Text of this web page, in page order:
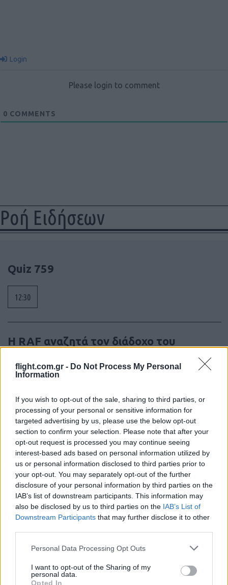
flight.com.gr - Do Not Process My Personal
Information
If you wish to opt-out of the sale, sharing to third parties, or
processing of your personal or sensitive information for
targeted advertising by us, please use the below opt-out
section to confirm your selection. Please note that after your
opt-out request is processed you may continue seeing
interest-based ads based on personal information utilized by
us or personal information disclosed to third parties prior to
your opt-out. You may separately opt-out of the further
disclosure of your personal information by third parties on the
IAB’s list of downstream participants. This information may
also be disclosed by us to third parties on the IAB’s List of
Downstream Participants that may further disclose it to other
Please note that this website/app uses one or more Google
not limited to your visit or usage behaviour. You may click to
grant or deny consent to Google and its third-party tags to
Personal Data Processing Opt Outs
I want to opt-out of the Sharing of my
personal data.
Opted In
Ροή Ειδήσεων
Quiz 759
12:30
Η RAF αναζητά τον διάδοχο του
εκπαιδευτικού Hawk – Ανοίγει ο δρόμος
και για νέο αεροσκάφος των Red Arrows
Ρωσία: Δίχτυα καλύπτουν υποβρύχια
Borei στην Καμτσάτκα – 7.000
χιλιόμετρα μακριά από την Ουκρανία
11:40
Αναχαιτίσεις πολιτικών αεροσκαφών
των ΗΠΑ Τραμπ
Login
Please login to comment
0 COMMENTS